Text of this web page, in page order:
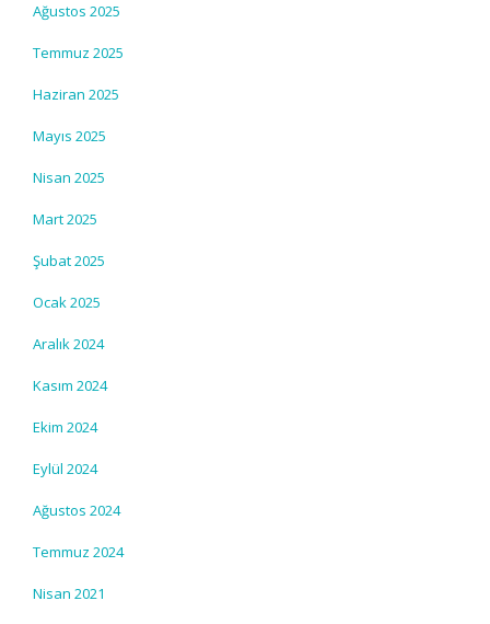
Ağustos 2025
Temmuz 2025
Haziran 2025
Mayıs 2025
Nisan 2025
Mart 2025
Şubat 2025
Ocak 2025
Aralık 2024
Kasım 2024
Ekim 2024
Eylül 2024
Ağustos 2024
Temmuz 2024
Nisan 2021